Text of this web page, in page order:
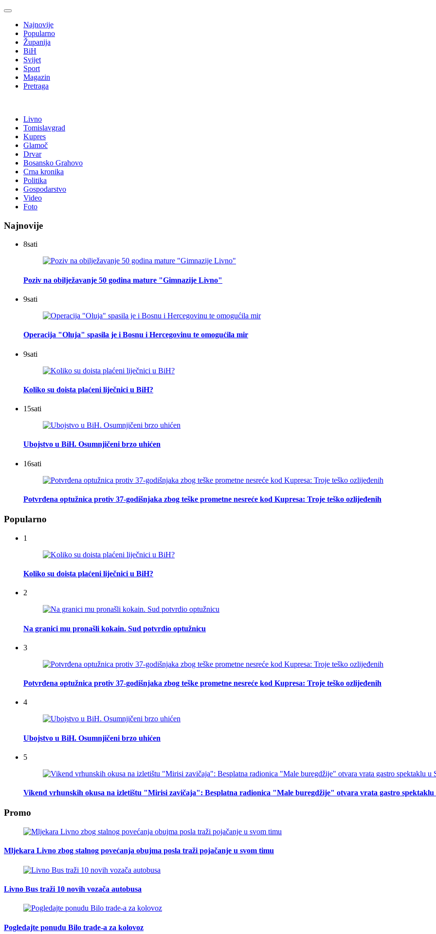
Najnovije
Popularno
Županija
BiH
Svijet
Sport
Magazin
Pretraga
Livno
Tomislavgrad
Kupres
Glamoč
Drvar
Bosansko Grahovo
Crna kronika
Politika
Gospodarstvo
Video
Foto
Najnovije
8sati
Poziv na obilježavanje 50 godina mature "Gimnazije Livno"
9sati
Operacija "Oluja" spasila je i Bosnu i Hercegovinu te omogućila mir
9sati
Koliko su doista plaćeni liječnici u BiH?
15sati
Ubojstvo u BiH. Osumnjičeni brzo uhićen
16sati
Potvrđena optužnica protiv 37-godišnjaka zbog teške prometne nesreće kod Kupresa: Troje teško ozlijeđenih
Popularno
1
Koliko su doista plaćeni liječnici u BiH?
2
Na granici mu pronašli kokain. Sud potvrdio optužnicu
3
Potvrđena optužnica protiv 37-godišnjaka zbog teške prometne nesreće kod Kupresa: Troje teško ozlijeđenih
4
Ubojstvo u BiH. Osumnjičeni brzo uhićen
5
Vikend vrhunskih okusa na izletištu "Mirisi zavičaja": Besplatna radionica "Male buregdžije" otvara vrata gastro spektaklu
Promo
Mljekara Livno zbog stalnog povećanja obujma posla traži pojačanje u svom timu
Livno Bus traži 10 novih vozača autobusa
Pogledajte ponudu Bilo trade-a za kolovoz